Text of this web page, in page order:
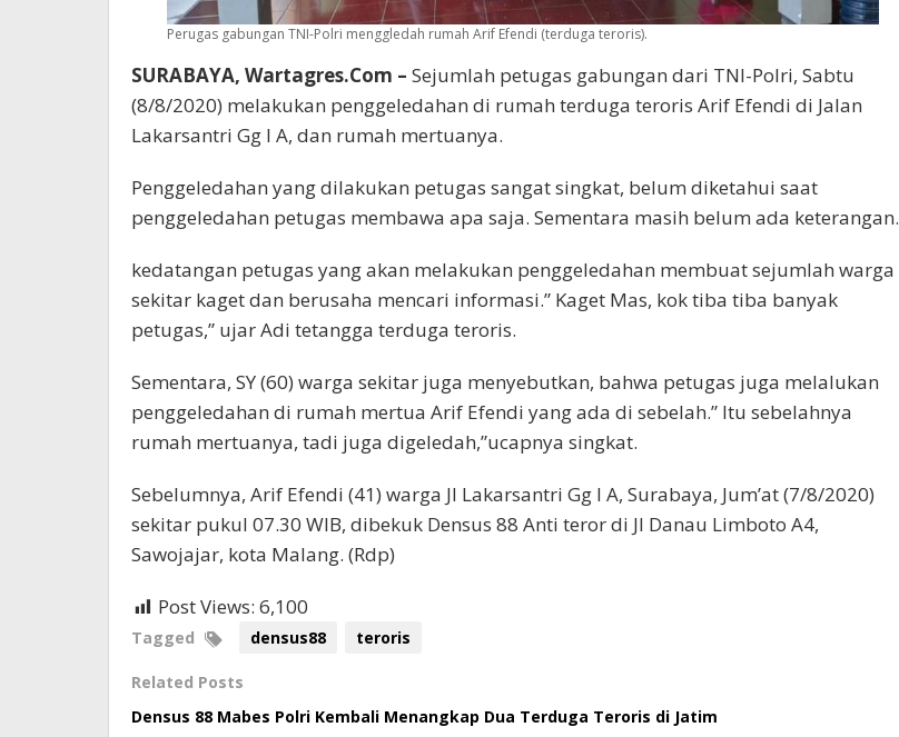
Perugas gabungan TNI-Polri menggledah rumah Arif Efendi (terduga teroris).
SURABAYA, Wartagres.Com – Sejumlah petugas gabungan dari TNI-Polri, Sabtu
(8/8/2020) melakukan penggeledahan di rumah terduga teroris Arif Efendi di Jalan
Lakarsantri Gg I A, dan rumah mertuanya.
Penggeledahan yang dilakukan petugas sangat singkat, belum diketahui saat
penggeledahan petugas membawa apa saja. Sementara masih belum ada keterangan.
kedatangan petugas yang akan melakukan penggeledahan membuat sejumlah warga
sekitar kaget dan berusaha mencari informasi.” Kaget Mas, kok tiba tiba banyak
petugas,” ujar Adi tetangga terduga teroris.
Sementara, SY (60) warga sekitar juga menyebutkan, bahwa petugas juga melalukan
penggeledahan di rumah mertua Arif Efendi yang ada di sebelah.” Itu sebelahnya
rumah mertuanya, tadi juga digeledah,”ucapnya singkat.
Sebelumnya, Arif Efendi (41) warga Jl Lakarsantri Gg I A, Surabaya, Jum’at (7/8/2020)
sekitar pukul 07.30 WIB, dibekuk Densus 88 Anti teror di Jl Danau Limboto A4,
Sawojajar, kota Malang. (Rdp)
Post Views: 6,100
Tagged densus88 teroris
Related Posts
Densus 88 Mabes Polri Kembali Menangkap Dua Terduga Teroris di Jatim